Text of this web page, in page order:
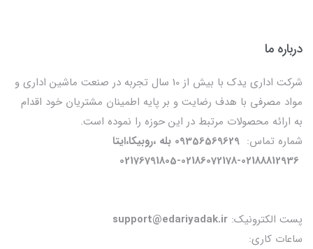
درباره ما
شرکت اداری یدک با بیش از 10 سال تجربه در صنعت ماشین اداری و
مواد مصرفی با هدف رضایت و بر پایه اطمینان مشتریان خود اقدام
به ارائه محصولات مرتبط در این حوزه را نموده است.
شماره تماس: 09356569629 بله ،روبیکا،ایتا
02176791805-02186072178-02188812936
پست الکترونیک:
ساعات کاری: